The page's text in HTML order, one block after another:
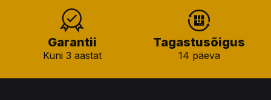
Garantii
Kuni 3 aastat
Tagastusõigus
14 päeva